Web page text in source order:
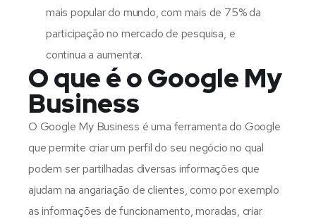
mais popular do mundo, com mais de 75% da
participação no mercado de pesquisa, e
continua a aumentar.
O que é o Google My
Business
O Google My Business é uma ferramenta do Google
que permite criar um perfil do seu negócio no qual
podem ser partilhadas diversas informações que
ajudam na angariação de clientes, como por exemplo
as informações de funcionamento, moradas, criar